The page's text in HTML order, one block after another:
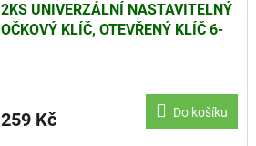
2KS UNIVERZÁLNÍ NASTAVITELNÝ
OČKOVÝ KLÍČ, OTEVŘENÝ KLÍČ 6-
259 Kč Do košíku